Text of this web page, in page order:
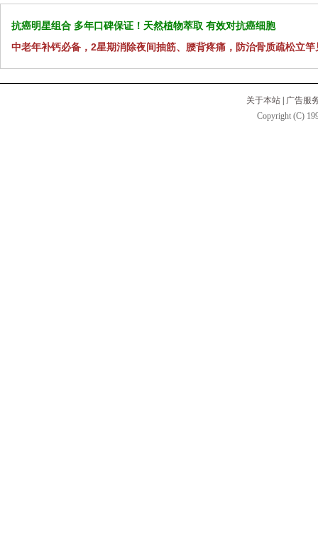
抗癌明星组合 多年口碑保证！天然植物萃取 有效对抗癌细胞
中老年补钙必备，2星期消除夜间抽筋、腰背疼痛，防治骨质疏松立竿
关于本站
广告服
Copyright (C)